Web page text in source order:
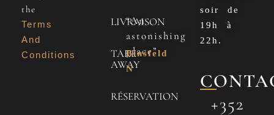
the
Terms
And
Conditions
LIVRAISON
TAKE
AWAY
RÉSERVATION
“An
astonishing
place”
Binsfeld
N
soir de
19h à
22h.
+352